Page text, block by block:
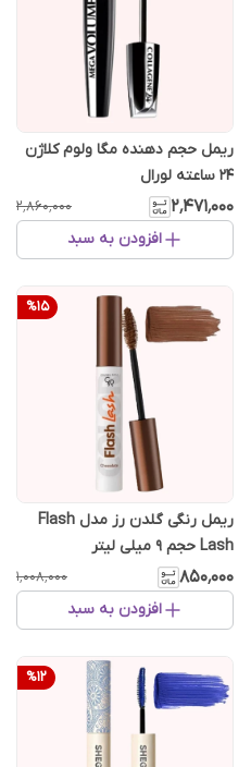
ریمل حجم دهنده مگا ولوم کلاژن
24 ساعته لورال
۲٬۴۷۱٬۰۰۰ ۲٬۸۶۰٬۰۰۰
افزودن به سبد
%15
ریمل رنگی گلدن رز مدل Flash
Lash حجم 9 میلی لیتر
۸۵۰٬۰۰۰ ۱٬۰۰۸٬۰۰۰
افزودن به سبد
%12